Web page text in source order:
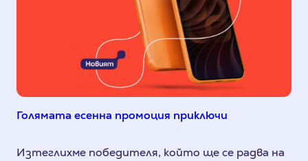
Голямата есенна промоция приключи
Изтеглихме победителя, който ще се радва на